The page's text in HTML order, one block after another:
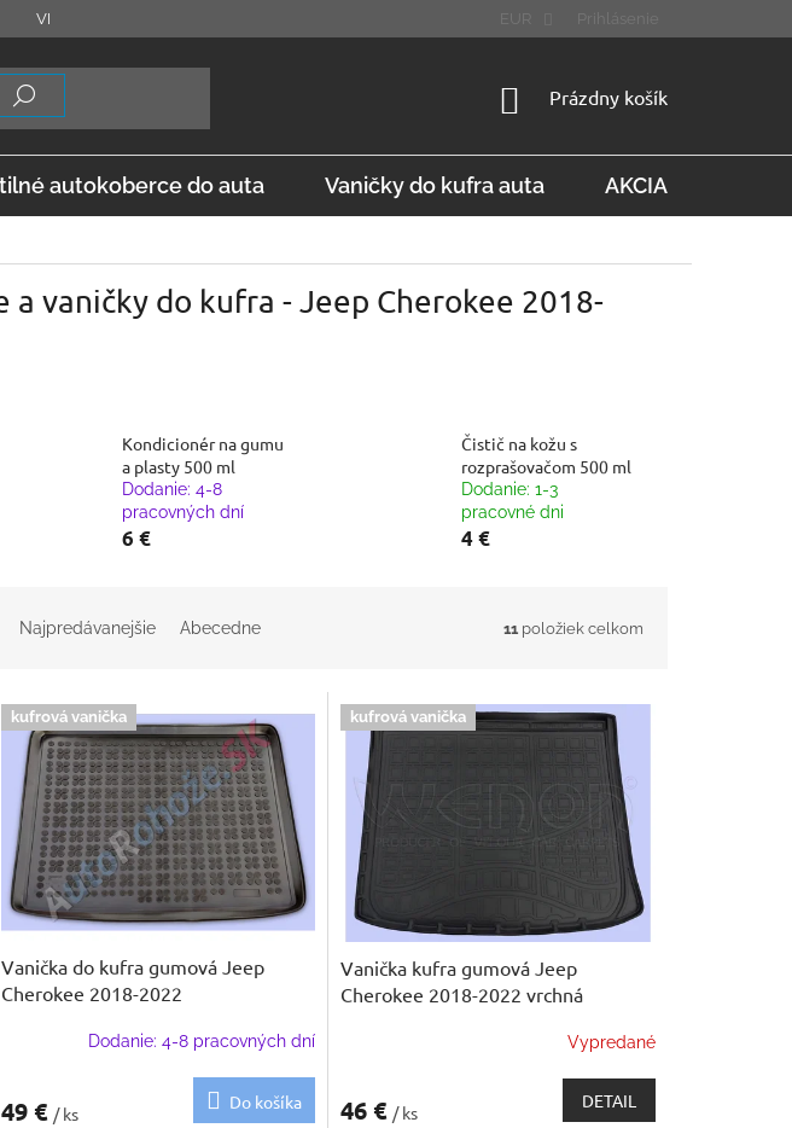
VRÁTENIE TOVARU Prihlásenie
NÁKUPNÝ
Prázdny košík
autokoberce do auta Vaničky do kufra auta AKCIA
vaničky do kufra - Jeep Cherokee 2018-
Kondicionér na gumu
a plasty 500 ml
Dodanie: 4-8
pracovných dní
6 €
Čistič na kožu s
rozprašovačom 500 ml
Dodanie: 1-3
pracovné dni
4 €
Najpredávanejšie Abecedne 11 položiek celkom
kufrová vanička
Vanička do kufra gumová Jeep
Cherokee 2018-2022
Dodanie: 4-8 pracovných dní
49 € / ks
Do košíka
kufrová vanička
Vanička kufra gumová Jeep
Cherokee 2018-2022 vrchná
Vypredané
46 € / ks
DETAIL